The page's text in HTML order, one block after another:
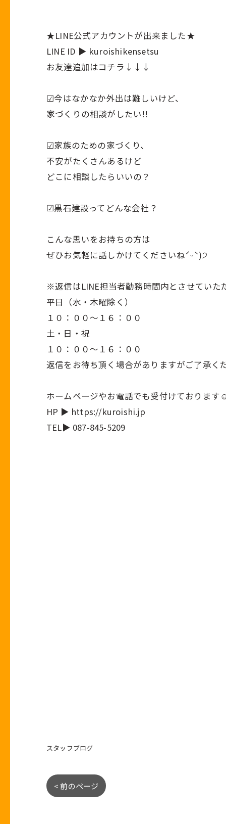
★LINE公式アカウントが出来ました★
LINE ID ▶ kuroishikensetsu
お友達追加はコチラ↓↓↓
︎︎︎︎︎︎☑︎今はなかなか外出は難しいけど、
家づくりの相談がしたい!!
︎︎︎︎︎︎☑︎家族のための家づくり、
不安がたくさんあるけど
どこに相談したらいいの？
︎︎︎︎︎︎☑︎黒石建設ってどんな会社？
こんな思いをお持ちの方は
ぜひお気軽に話しかけてくださいねˊᵕˋ)੭
※返信はLINE担当者勤務時間内とさせていた
平日（水・木曜除く）
１０：００～１６：００
土・日・祝
１０：００～１６：００
返信をお待ち頂く場合がありますがご了承く
ホームページやお電話でも受付けております
HP ▶ https://kuroishi.jp
TEL▶ 087-845-5209
スタッフブログ
< 前のページ